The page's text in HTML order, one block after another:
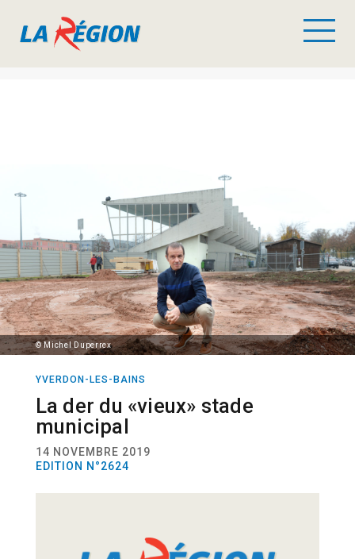
© Michel Duperrex
YVERDON-LES-BAINS
La der du «vieux» stade
municipal
14 NOVEMBRE 2019
EDITION N°2624